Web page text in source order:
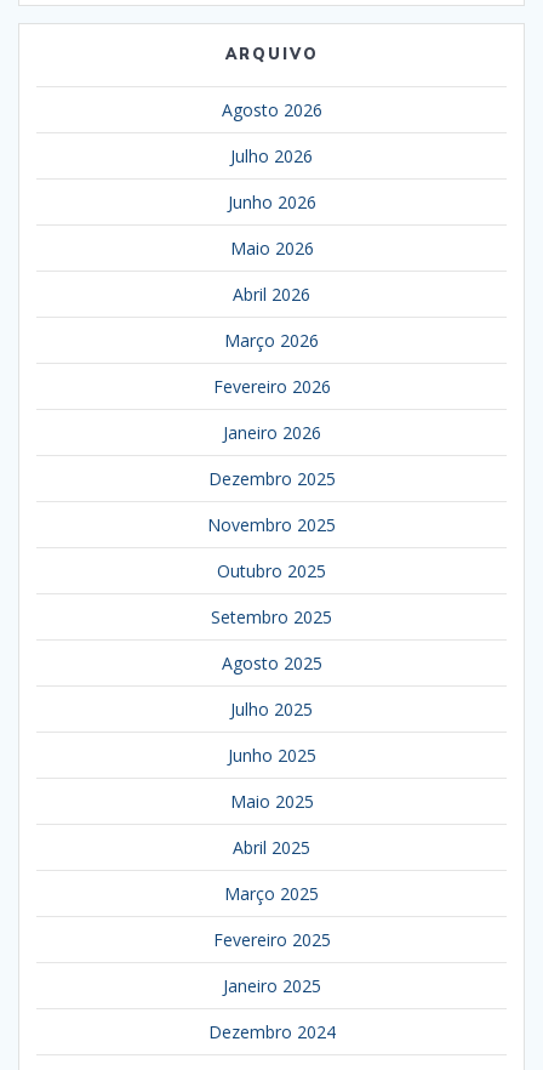
ARQUIVO
Agosto 2026
Julho 2026
Junho 2026
Maio 2026
Abril 2026
Março 2026
Fevereiro 2026
Janeiro 2026
Dezembro 2025
Novembro 2025
Outubro 2025
Setembro 2025
Agosto 2025
Julho 2025
Junho 2025
Maio 2025
Abril 2025
Março 2025
Fevereiro 2025
Janeiro 2025
Dezembro 2024